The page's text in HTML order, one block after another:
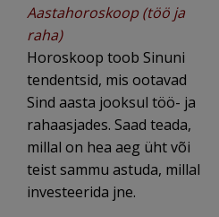
Aastahoroskoop (töö ja
raha)
Horoskoop toob Sinuni
tendentsid, mis ootavad
Sind aasta jooksul töö- ja
rahaasjades. Saad teada,
millal on hea aeg üht või
teist sammu astuda, millal
investeerida jne.